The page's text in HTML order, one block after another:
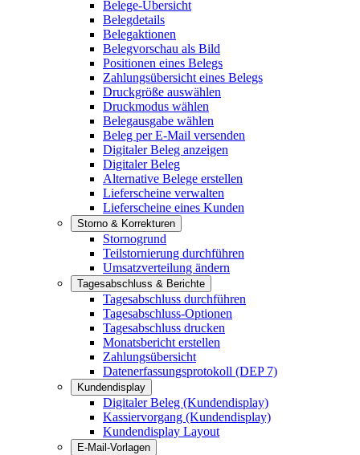
Belege-Übersicht
Belegdetails
Belegaktionen
Belegvorschau als Bild
Positionen eines Belegs
Zahlungsübersicht eines Belegs
Druckgröße auswählen
Druckmodus wählen
Belegausgabe wählen
Beleg per E-Mail versenden
Digitaler Beleg anzeigen
Digitaler Beleg
Alternative Belege erstellen
Lieferscheine verwalten
Lieferscheine eines Kunden
Storno & Korrekturen
Stornogrund
Teilstornierung durchführen
Umsatzverteilung ändern
Tagesabschluss & Berichte
Tagesabschluss durchführen
Tagesabschluss-Optionen
Tagesabschluss drucken
Monatsbericht erstellen
Zahlungsübersicht
Datenerfassungsprotokoll (DEP 7)
Kundendisplay
Digitaler Beleg (Kundendisplay)
Kassiervorgang (Kundendisplay)
Kundendisplay Layout
E-Mail-Vorlagen